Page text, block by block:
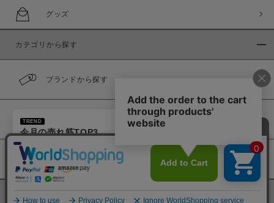
×
TREND
今月の売れ筋TOP3
1 ドローストリング 巾着バッグ
2
3 PIRIAC LOOSE
グッズ
カテゴリから探す
ブランドから探す
履き比べ可能商品
©BINGOYA Co,.Ltd.